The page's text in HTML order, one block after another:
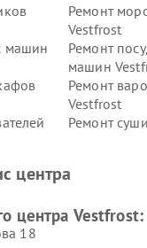
Ремонт
Vestfrost
машин
Ремонт
машин
Ремонт
Vestfrost
Ремонт
центра
центра Vestfrost:
18